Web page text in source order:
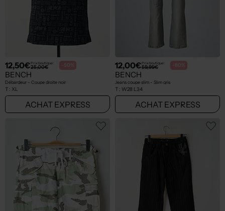
12,50€Prix boutique :
25,00€ -50%
BENCH
Débardeur - Coupe droite noir
T : XL
ACHAT EXPRESS
12,00€Prix boutique :
59,99€ -80%
BENCH
Jeans coupe slim - Slim gris
T : W28 L34
ACHAT EXPRESS